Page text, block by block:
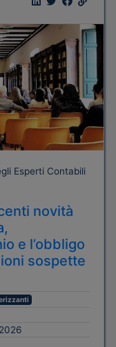
Esperti Contabili
novità
e l’obbligo
sospette